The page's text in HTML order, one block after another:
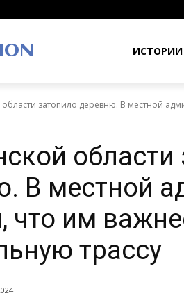
ИСТОРИИ
затопило деревню. В местной
области
В местной
что им
трассу